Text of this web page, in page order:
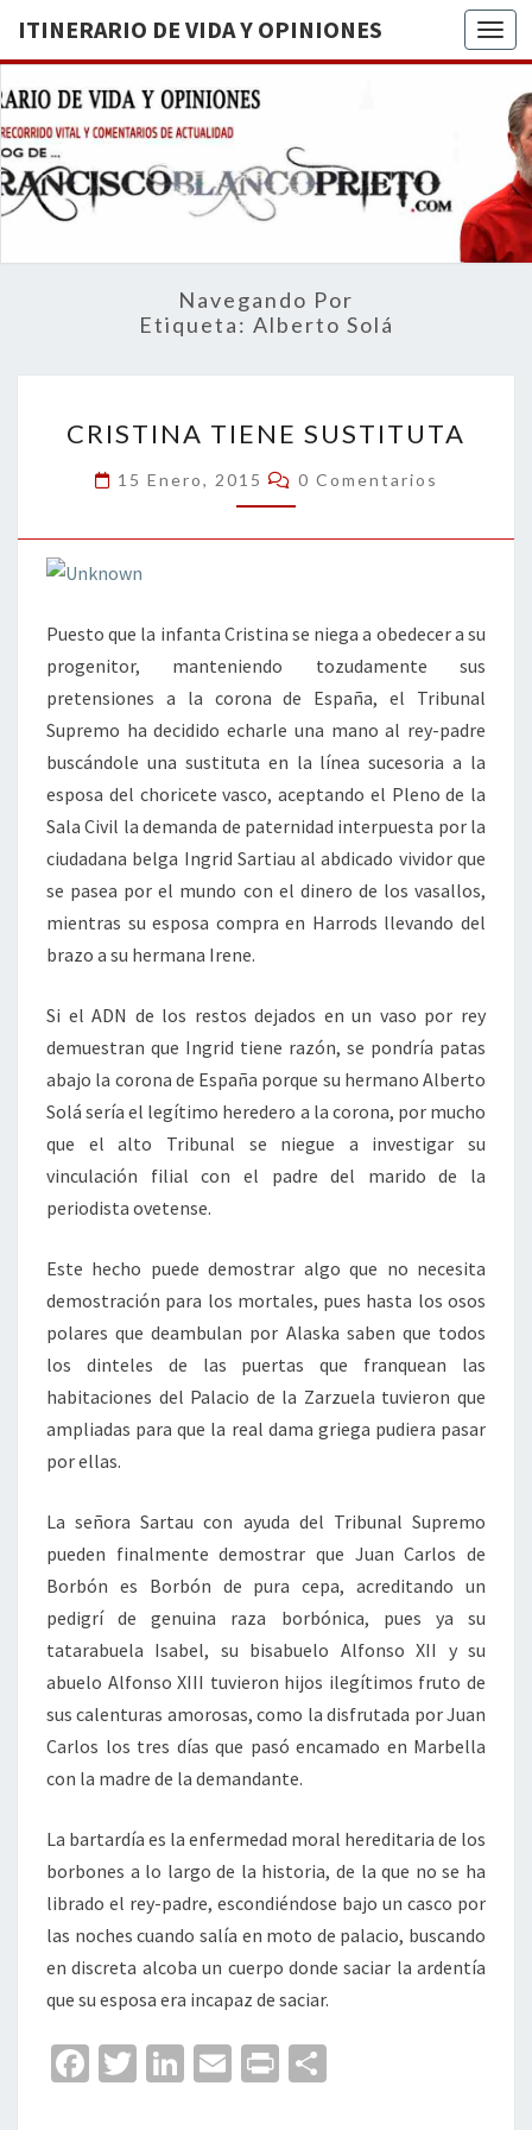
ITINERARIO DE VIDA Y OPINIONES
DE
BREVE
RECORRIDO
VITAL Y
ACTUALIDAD
Navegando Por
Etiqueta: Alberto Solá
TIENE
SUSTITUTA
CRISTINA TIENE SUSTITUTA
15 Enero, 2015 Comentarios
0 Comentarios
Puesto que la infanta Cristina se niega a obedecer a su
progenitor, manteniendo tozudamente sus
pretensiones a la corona de España, el Tribunal
Supremo ha decidido echarle una mano al rey-padre
buscándole una sustituta en la línea sucesoria a la
esposa del choricete vasco, aceptando el Pleno de la
Sala Civil la demanda de paternidad interpuesta por la
ciudadana belga Ingrid Sartiau al abdicado vividor que
se pasea por el mundo con el dinero de los vasallos,
mientras su esposa compra en Harrods llevando del
brazo a su hermana Irene.
Si el ADN de los restos dejados en un vaso por rey
demuestran que Ingrid tiene razón, se pondría patas
abajo la corona de España porque su hermano Alberto
Solá sería el legítimo heredero a la corona, por mucho
que el alto Tribunal se niegue a investigar su
vinculación filial con el padre del marido de la
periodista ovetense.
Este hecho puede demostrar algo que no necesita
demostración para los mortales, pues hasta los osos
polares que deambulan por Alaska saben que todos
los dinteles de las puertas que franquean las
habitaciones del Palacio de la Zarzuela tuvieron que
ampliadas para que la real dama griega pudiera pasar
por ellas.
La señora Sartau con ayuda del Tribunal Supremo
pueden finalmente demostrar que Juan Carlos de
Borbón es Borbón de pura cepa, acreditando un
pedigrí de genuina raza borbónica, pues ya su
tatarabuela Isabel, su bisabuelo Alfonso XII y su
abuelo Alfonso XIII tuvieron hijos ilegítimos fruto de
sus calenturas amorosas, como la disfrutada por Juan
Carlos los tres días que pasó encamado en Marbella
con la madre de la demandante.
La bartardía es la enfermedad moral hereditaria de los
borbones a lo largo de la historia, de la que no se ha
librado el rey-padre, escondiéndose bajo un casco por
las noches cuando salía en moto de palacio, buscando
en discreta alcoba un cuerpo donde saciar la ardentía
que su esposa era incapaz de saciar.
Fa T
Li
E
Pr